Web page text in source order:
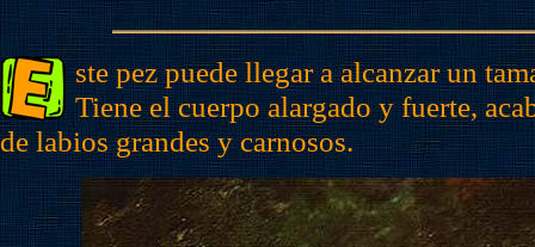
ste pez puede llegar a alcanzar un
Tiene el cuerpo alargado y fuerte,
de labios grandes y carnosos.